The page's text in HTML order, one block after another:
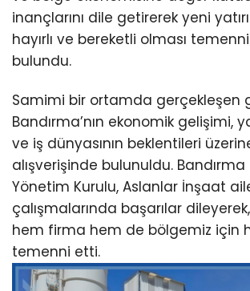
inançlarını dile getirerek yeni
hayırlı ve bereketli olması
bulundu.
Samimi bir ortamda gerçekleşen
Bandırma’nın ekonomik gelişimi,
ve iş dünyasının beklentileri üzerine
alışverişinde bulunuldu.
Yönetim Kurulu, Aslanlar İnşaat
çalışmalarında başarılar
hem firma hem de bölgemiz için
temenni etti.